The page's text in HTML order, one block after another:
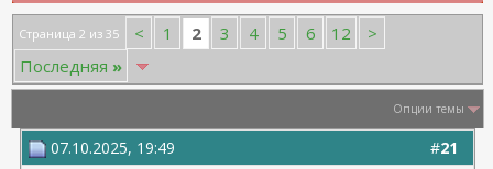
Страница 2 из 35 < 1 2 3 4 5 6 12
>
Последняя »
Опции темы
#21
07.10.2025, 19:49